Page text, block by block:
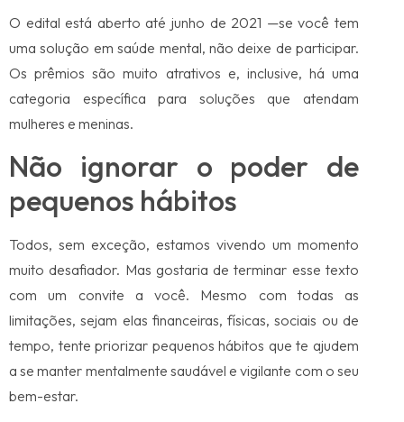
O edital está aberto até junho de 2021 —se você tem
uma solução em saúde mental, não deixe de participar.
Os prêmios são muito atrativos e, inclusive, há uma
categoria específica para soluções que atendam
mulheres e meninas.
Não ignorar o poder de
pequenos hábitos
Todos, sem exceção, estamos vivendo um momento
muito desafiador. Mas gostaria de terminar esse texto
com um convite a você. Mesmo com todas as
limitações, sejam elas financeiras, físicas, sociais ou de
tempo, tente priorizar pequenos hábitos que te ajudem
a se manter mentalmente saudável e vigilante com o seu
bem-estar.